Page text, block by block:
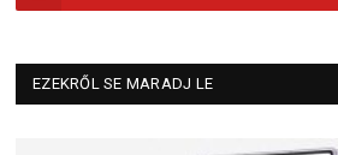
EZEKRŐL SE MARADJ LE